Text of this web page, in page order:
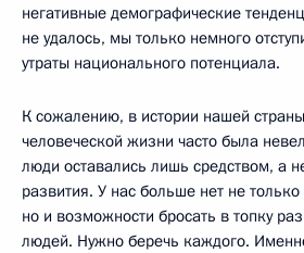
негативные демографические
не удалось, мы только немного
утраты национального потенциала.
К сожалению, в истории нашей
человеческой жизни часто была
люди оставались лишь средством, а
развития. У нас больше нет не
но и возможности бросать в топку
людей. Нужно беречь каждого.